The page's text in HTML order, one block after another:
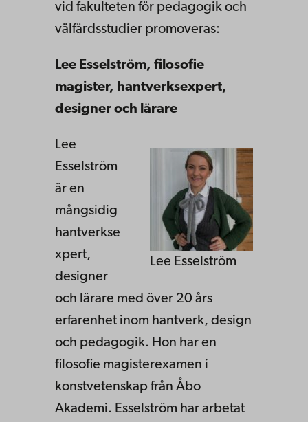
vid fakulteten för pedagogik och
välfärdsstudier promoveras:
Lee Esselström, filosofie
magister, hantverksexpert,
designer och lärare
Lee Esselström
Lee
Esselström
är en
mångsidig
hantverkse
xpert,
designer
och lärare med över 20 års
erfarenhet inom hantverk, design
och pedagogik. Hon har en
filosofie magisterexamen i
konstvetenskap från Åbo
Akademi. Esselström har arbetat